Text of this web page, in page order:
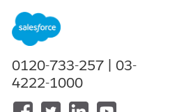
しかし、データローダによるレ
リガが実行される場合は、後続
例えば以下の状況があったとし
0120-733-257 | 03-
4222-1000